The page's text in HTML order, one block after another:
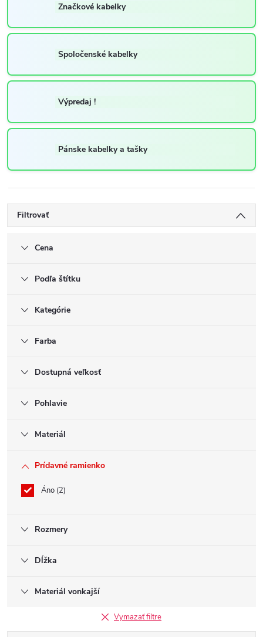
Značkové kabelky
Spoločenské kabelky
Výpredaj !
Pánske kabelky a tašky
Filtrovať
Cena
Podľa štítku
Kategórie
Farba
Dostupná veľkosť
Pohlavie
Materiál
Prídavné ramienko
Áno 2
Rozmery
Dĺžka
Materiál vonkajší
Vymazať filtre